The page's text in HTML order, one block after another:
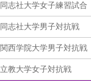
同志社大学女子練習試合
同志社大学男子対抗戦
関西学院大学男子対抗戦
立教大学女子対抗戦